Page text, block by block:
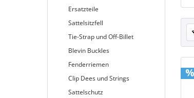
Ersatzteile
Sattelsitzfell
Tie-Strap und Off-Billet
Blevin Buckles
Fenderriemen
Clip Dees und Strings
Sattelschutz